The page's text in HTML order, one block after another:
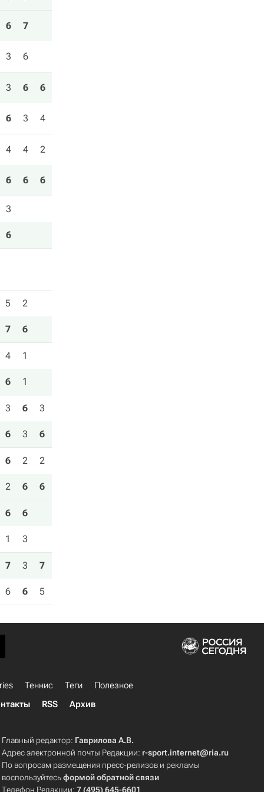
6 7
3 6
3 6 6
6 3 4
4 4 2
6 6 6
3
6
5 2
7 6
4 1
6 1
3 6 3
6 3 6
6 2 2
2 6 6
6 6
1 3
7 3 7
6 6 5
Теннис Теги
Полезное
RSS Архив
Главный редактор: Гаврилова А.В.
Адрес электронной почты Редакции: r-sport.internet@ria.ru
По вопросам размещения пресс-релизов и рекламы
воспользуйтесьформой обратной связи
Телефон Редакции:7 (495) 645-6601